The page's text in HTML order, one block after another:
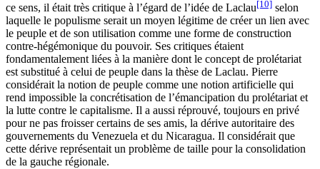
ce sens, il était très critique à l’égard de l’idée de Laclau[10] selon
laquelle le populisme serait un moyen légitime de créer un lien avec
le peuple et de son utilisation comme une forme de construction
contre-hégémonique du pouvoir. Ses critiques étaient
fondamentalement liées à la manière dont le concept de prolétariat
est substitué à celui de peuple dans la thèse de Laclau. Pierre
considérait la notion de peuple comme une notion artificielle qui
rend impossible la concrétisation de l’émancipation du prolétariat et
la lutte contre le capitalisme. Il a aussi réprouvé, toujours en privé
pour ne pas froisser certains de ses amis, la dérive autoritaire des
gouvernements du Venezuela et du Nicaragua. Il considérait que
cette dérive représentait un problème de taille pour la consolidation
de la gauche régionale.